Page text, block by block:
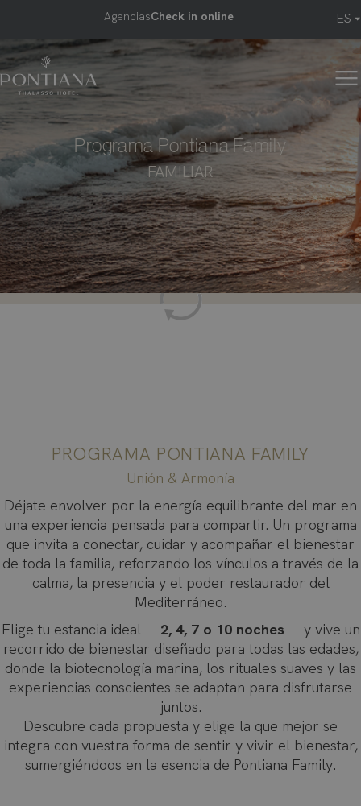
contenido
principal
Menu
top
header
AgenciasCheck in online ES
Programa Pontiana Family
FAMILIAR
PROGRAMA PONTIANA FAMILY
Unión & Armonía
Déjate envolver por la energía equilibrante del mar en
una experiencia pensada para compartir. Un programa
que invita a conectar, cuidar y acompañar el bienestar
de toda la familia, reforzando los vínculos a través de la
calma, la presencia y el poder restaurador del
Mediterráneo.
Elige tu estancia ideal —2, 4, 7 o 10 noches— y vive un
recorrido de bienestar diseñado para todas las edades,
donde la biotecnología marina, los rituales suaves y las
experiencias conscientes se adaptan para disfrutarse
juntos.
Descubre cada propuesta y elige la que mejor se
integra con vuestra forma de sentir y vivir el bienestar,
sumergiéndoos en la esencia de Pontiana Family.